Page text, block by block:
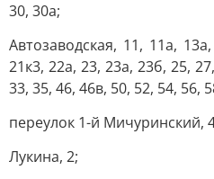
30, 30а;
Автозаводская, 11, 11а,
21к3, 22а, 23, 23а, 23б, 25,
33, 35, 46, 46в, 50, 52, 54, 56,
переулок 1-й Мичуринский,
Лукина, 2;